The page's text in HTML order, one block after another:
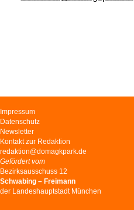
Navigation
überspringen
Impressum
Datenschutz
Newsletter
Kontakt zur Redaktion
redaktion@domagkpark.de
Gefördert vom
Bezirksausschuss 12
Schwabing – Freimann
der Landeshauptstadt München